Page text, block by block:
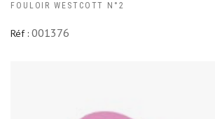
FOULOIR WESTCOTT N°2
Réf : 001376